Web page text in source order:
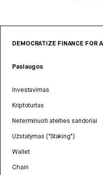
DEMOCRATIZE FINANCE FOR
Paslaugos
Investavimas
Kriptoturtas
Neterminuoti ateities sandoriai
Užstatymas ("Staking")
Wallet
Chain